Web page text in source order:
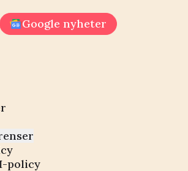
Google nyheter
policy